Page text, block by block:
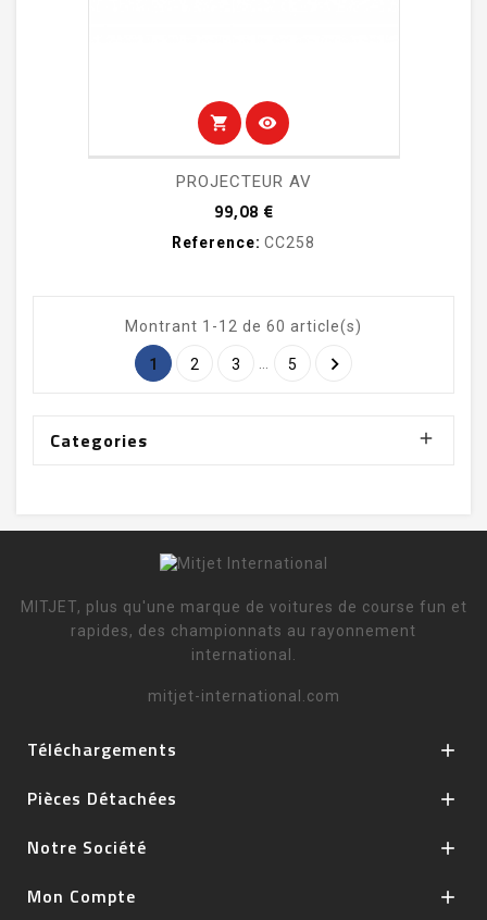
shopping_cart visibility
PROJECTEUR AV
99,08 €Prix
Reference: CC258
Montrant 1-12 de 60 article(s)
1 2 3 5 
Categories 
MITJET, plus qu'une marque de voitures de course fun et
rapides, des championnats au rayonnement
international.
mitjet-international.com
Téléchargements 
Pièces Détachées 
Notre Société 
Mon Compte 